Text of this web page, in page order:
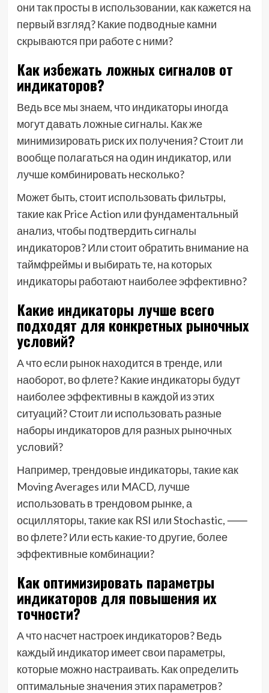
они так просты в использовании, как кажется на
первый взгляд? Какие подводные камни
скрываются при работе с ними?
Как избежать ложных сигналов от
индикаторов?
Ведь все мы знаем, что индикаторы иногда
могут давать ложные сигналы. Как же
минимизировать риск их получения? Стоит ли
вообще полагаться на один индикатор, или
лучше комбинировать несколько?
Может быть, стоит использовать фильтры,
такие как Price Action или фундаментальный
анализ, чтобы подтвердить сигналы
индикаторов? Или стоит обратить внимание на
таймфреймы и выбирать те, на которых
индикаторы работают наиболее эффективно?
Какие индикаторы лучше всего
подходят для конкретных рыночных
условий?
А что если рынок находится в тренде, или
наоборот, во флете? Какие индикаторы будут
наиболее эффективны в каждой из этих
ситуаций? Стоит ли использовать разные
наборы индикаторов для разных рыночных
условий?
Например, трендовые индикаторы, такие как
Moving Averages или MACD, лучше
использовать в трендовом рынке, а
осцилляторы, такие как RSI или Stochastic, ⸺
во флете? Или есть какие-то другие, более
эффективные комбинации?
Как оптимизировать параметры
индикаторов для повышения их
точности?
А что насчет настроек индикаторов? Ведь
каждый индикатор имеет свои параметры,
которые можно настраивать. Как определить
оптимальные значения этих параметров?